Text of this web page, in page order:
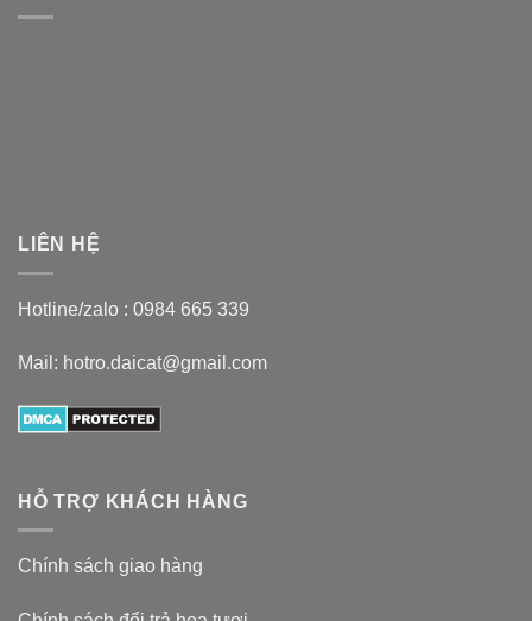
LIÊN HỆ
Hotline/zalo : 0984 665 339
Mail: hotro.daicat@gmail.com
HỖ TRỢ KHÁCH HÀNG
Chính sách giao hàng